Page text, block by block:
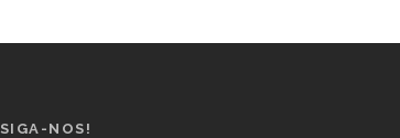
SIGA-NOS!